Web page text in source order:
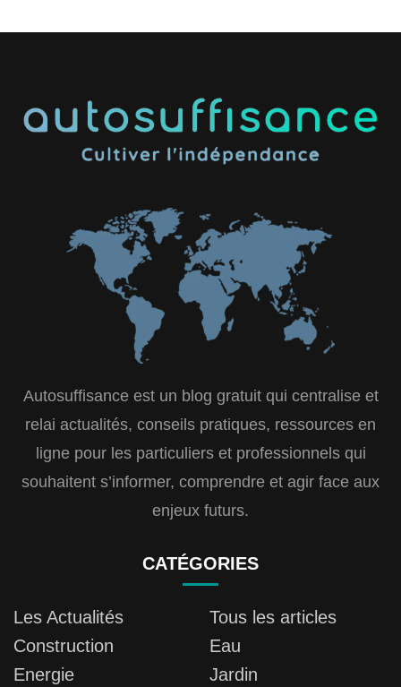
Autosuffisance est un blog gratuit qui centralise et
relai actualités, conseils pratiques, ressources en
ligne pour les particuliers et professionnels qui
souhaitent s’informer, comprendre et agir face aux
enjeux futurs.
CATÉGORIES
Les Actualités
Tous les articles
Construction
Eau
Energie
Jardin